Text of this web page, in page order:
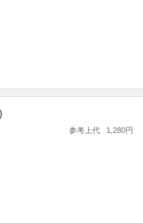
参考上代 1,280円